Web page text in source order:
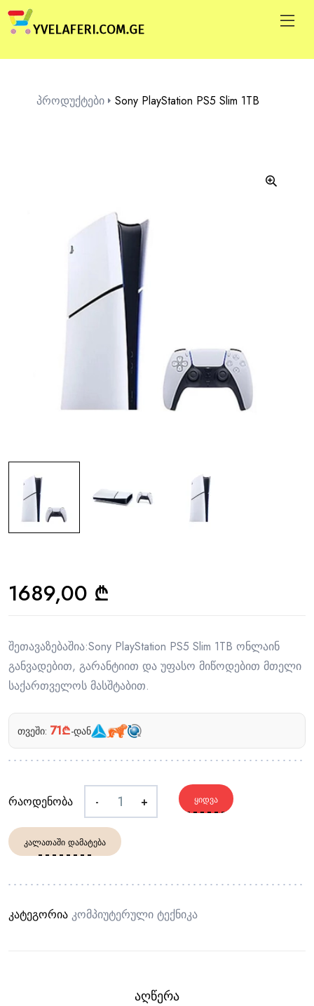
პროდუქტები Sony PlayStation PS5 Slim 1TB
1689,00 ₾
შეთავაზებაშია:Sony PlayStation PS5 Slim 1TB ონლაინ
განვადებით, გარანტიით და უფასო მიწოდებით მთელი
საქართველოს მასშტაბით.
თვეში: 71₾-დან
რაოდენობა - + ᲧᲘᲓᲕᲐ
ᲙᲐᲚᲐᲗᲐᲨᲘ ᲓᲐᲛᲐᲢᲔᲑᲐ
კატეგორია Კომპიუტერული Ტექნიკა
ᲐᲦᲬᲔᲠᲐ